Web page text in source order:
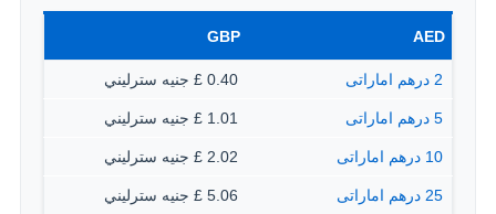
AED
GBP
2 درهم اماراتى 0.40 £ جنيه سترليني
5 درهم اماراتى 1.01 £ جنيه سترليني
10 درهم اماراتى 2.02 £ جنيه سترليني
25 درهم اماراتى 5.06 £ جنيه سترليني